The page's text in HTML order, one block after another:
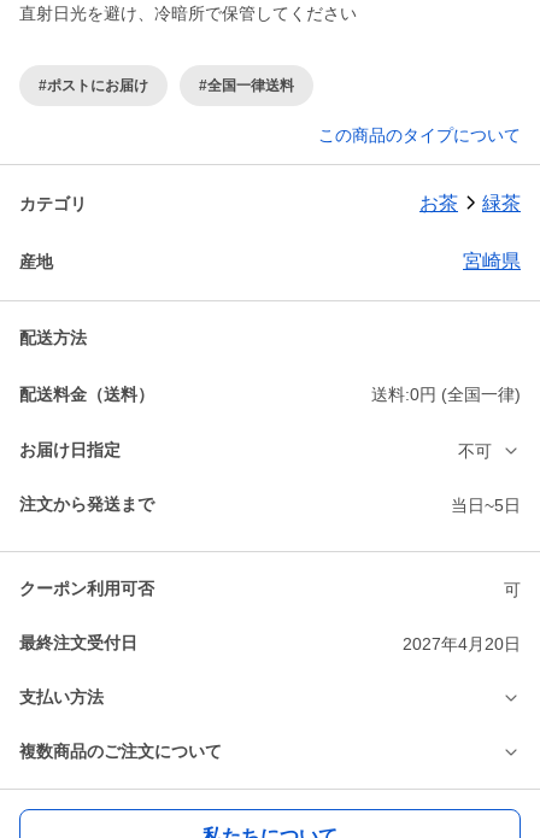
直射日光を避け、冷暗所で保管してください
#ポストにお届け #全国一律送料
この商品のタイプについて
カテゴリ お茶 緑茶
産地 宮崎県
配送方法
配送料金（送料） 送料:0円 (全国一律)
お届け日指定 不可
注文から発送まで 当日~5日
クーポン利用可否 可
最終注文受付日 2027年4月20日
支払い方法
複数商品のご注文について